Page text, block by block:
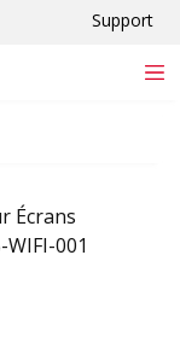
Support